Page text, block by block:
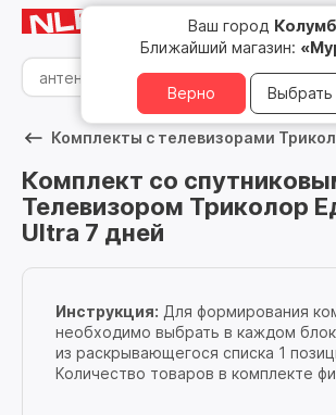
Мурманск
Ваш город
Ближайший магазин:
Верно Выбрать
Комплекты с телевизорами
Комплект со
Телевизором Триколор
Ultra 7 дней
Инструкция: Для формирования
необходимо выбрать в каждом
из раскрывающегося списка 1
Количество товаров в комплекте